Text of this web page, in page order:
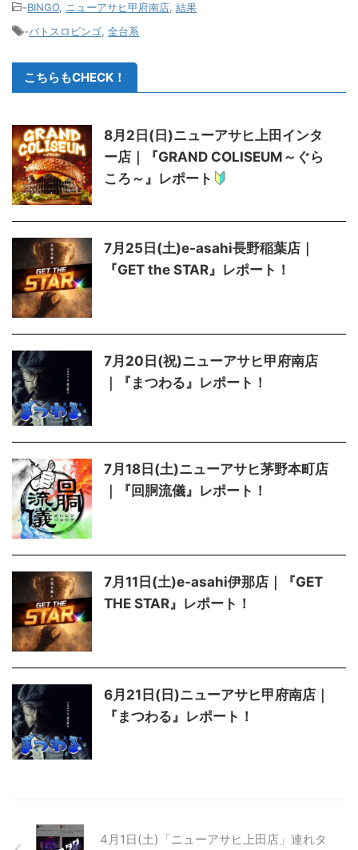
-BINGO, ニューアサヒ甲府南店, 結果
-バトスロビンゴ, 全台系
こちらもCHECK！
8月2日(日)ニューアサヒ上田インタ
ー店｜『GRAND COLISEUM～ぐら
ころ～』レポート
7月25日(土)e-asahi長野稲葉店｜
『GET the STAR』レポート！
7月20日(祝)ニューアサヒ甲府南店
｜『まつわる』レポート！
7月18日(土)ニューアサヒ茅野本町店
｜『回胴流儀』レポート！
7月11日(土)e-asahi伊那店｜『GET
THE STAR』レポート！
6月21日(日)ニューアサヒ甲府南店｜
『まつわる』レポート！
4月1日(土)「ニューアサヒ上田店」連れタ